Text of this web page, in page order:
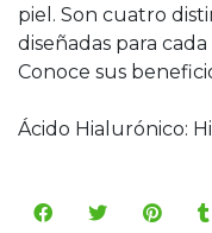
piel. Son cuatro
diseñadas para
Conoce sus
Ácido Hialurónico: